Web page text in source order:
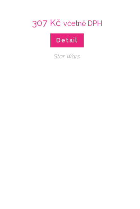
307 Kč včetně DPH
Detail
Star Wars